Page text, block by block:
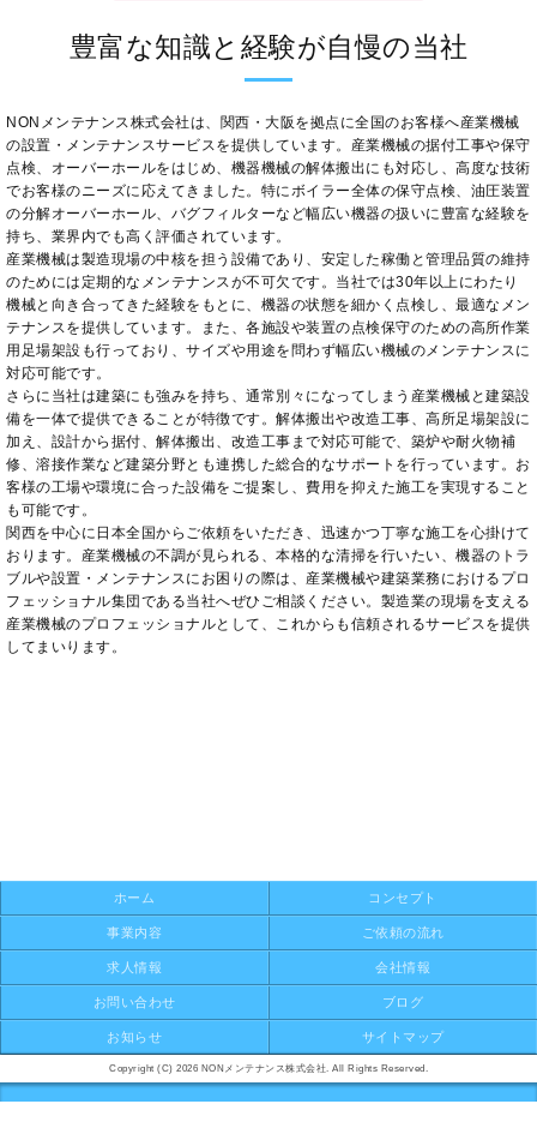
豊富な知識と経験が自慢の当社
NONメンテナンス株式会社は、関西・大阪を拠点に全国のお客様へ産業機械
の設置・メンテナンスサービスを提供しています。産業機械の据付工事や保守
点検、オーバーホールをはじめ、機器機械の解体搬出にも対応し、高度な技術
でお客様のニーズに応えてきました。特にボイラー全体の保守点検、油圧装置
の分解オーバーホール、バグフィルターなど幅広い機器の扱いに豊富な経験を
持ち、業界内でも高く評価されています。
産業機械は製造現場の中核を担う設備であり、安定した稼働と管理品質の維持
のためには定期的なメンテナンスが不可欠です。当社では30年以上にわたり
機械と向き合ってきた経験をもとに、機器の状態を細かく点検し、最適なメン
テナンスを提供しています。また、各施設や装置の点検保守のための高所作業
用足場架設も行っており、サイズや用途を問わず幅広い機械のメンテナンスに
対応可能です。
さらに当社は建築にも強みを持ち、通常別々になってしまう産業機械と建築設
備を一体で提供できることが特徴です。解体搬出や改造工事、高所足場架設に
加え、設計から据付、解体搬出、改造工事まで対応可能で、築炉や耐火物補
修、溶接作業など建築分野とも連携した総合的なサポートを行っています。お
客様の工場や環境に合った設備をご提案し、費用を抑えた施工を実現すること
も可能です。
関西を中心に日本全国からご依頼をいただき、迅速かつ丁寧な施工を心掛けて
おります。産業機械の不調が見られる、本格的な清掃を行いたい、機器のトラ
ブルや設置・メンテナンスにお困りの際は、産業機械や建築業務におけるプロ
フェッショナル集団である当社へぜひご相談ください。製造業の現場を支える
産業機械のプロフェッショナルとして、これからも信頼されるサービスを提供
してまいります。
ホーム コンセプト
事業内容 ご依頼の流れ
求人情報 会社情報
お問い合わせ ブログ
お知らせ サイトマップ
Copyright (C) 2026 NONメンテナンス株式会社. All Rights Reserved.